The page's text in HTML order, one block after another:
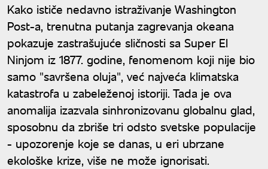
Kako ističe nedavno istraživanje Washington
Post-a, trenutna putanja zagrevanja okeana
pokazuje zastrašujuće sličnosti sa Super El
Ninjom iz 1877. godine, fenomenom koji nije bio
samo "savršena oluja", već najveća klimatska
katastrofa u zabeleženoj istoriji. Tada je ova
anomalija izazvala sinhronizovanu globalnu glad,
sposobnu da zbriše tri odsto svetske populacije
- upozorenje koje se danas, u eri ubrzane
ekološke krize, više ne može ignorisati.